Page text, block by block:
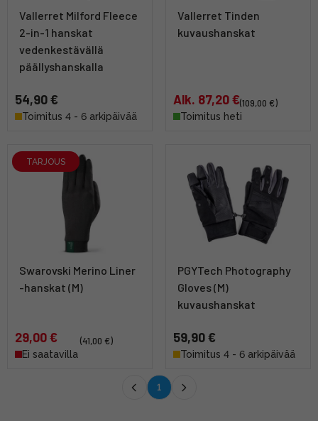
Vallerret Milford Fleece
2-in-1 hanskat
vedenkestävällä
päällyshanskalla
54,90 €
Toimitus 4 - 6 arkipäivää
Vallerret Tinden
kuvaushanskat
Alk. 87,20 €(109,00 €)
Toimitus heti
TARJOUS
Swarovski Merino Liner
-hanskat (M)
29,00 €
(41,00 €)
Ei saatavilla
PGYTech Photography
Gloves (M)
kuvaushanskat
59,90 €
Toimitus 4 - 6 arkipäivää
1